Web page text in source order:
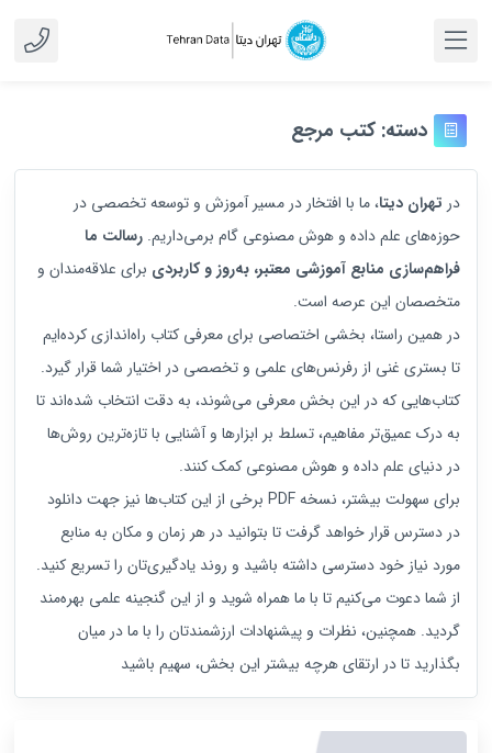
دسته:کتب مرجع
در تهران دیتا، ما با افتخار در مسیر آموزش و توسعه تخصصی در
حوزه‌های علم داده و هوش مصنوعی گام برمی‌داریم. رسالت ما
فراهم‌سازی منابع آموزشی معتبر، به‌روز و کاربردی برای علاقه‌مندان و
متخصصان این عرصه است.
در همین راستا، بخشی اختصاصی برای معرفی کتاب راه‌اندازی کرده‌ایم
تا بستری غنی از رفرنس‌های علمی و تخصصی در اختیار شما قرار گیرد.
کتاب‌هایی که در این بخش معرفی می‌شوند، به دقت انتخاب شده‌اند تا
به درک عمیق‌تر مفاهیم، تسلط بر ابزارها و آشنایی با تازه‌ترین روش‌ها
در دنیای علم داده و هوش مصنوعی کمک کنند.
برای سهولت بیشتر، نسخه PDF برخی از این کتاب‌ها نیز جهت دانلود
در دسترس قرار خواهد گرفت تا بتوانید در هر زمان و مکان به منابع
مورد نیاز خود دسترسی داشته باشید و روند یادگیری‌تان را تسریع کنید.
از شما دعوت می‌کنیم تا با ما همراه شوید و از این گنجینه علمی بهره‌مند
گردید. همچنین، نظرات و پیشنهادات ارزشمندتان را با ما در میان
بگذارید تا در ارتقای هرچه بیشتر این بخش، سهیم باشید